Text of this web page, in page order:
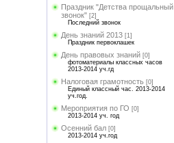
Праздник "Детства прощальный
звонок" [2]
Последний звонок
День знаний 2013 [1]
Праздник первоклашек
День правовых знаний [0]
фотоматериалы классных часов
2013-2014 уч.гд
Налоговая грамотность [0]
Единый классный час. 2013-2014
уч.год.
Мероприятия по ГО [0]
2013-2014 уч. год
Осенний бал [0]
2013-2014 уч.год